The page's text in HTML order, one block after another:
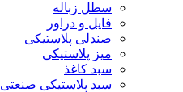
سطل زباله
فایل و دراور
صندلی پلاستیکی
میز پلاستیکی
سبد کاغذ
سبد پلاستیکی صنعتی